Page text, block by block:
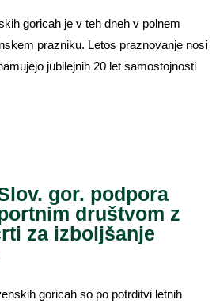
goricah je v teh dneh v polnem
prazniku. Letos praznovanje nosi
jubilejnih 20 let samostojnosti
gor. podpora
društvom z
za izboljšanje
goricah so po potrditvi letnih